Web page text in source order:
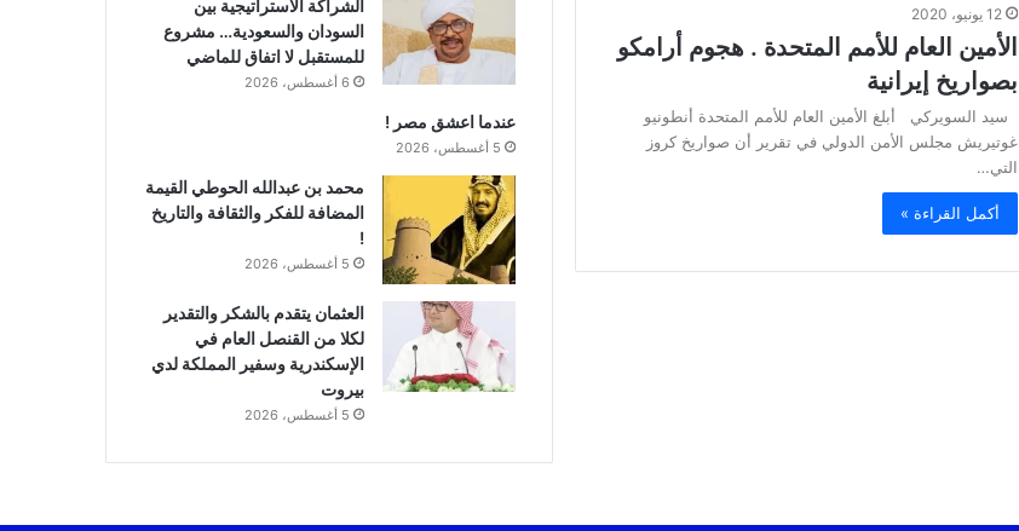
12 يونيو، 2020
الأمين العام للأمم المتحدة . هجوم أرامكو
بصواريخ إيرانية
سيد السويركي أبلغ الأمين العام للأمم المتحدة أنطونيو
غوتيريش مجلس الأمن الدولي في تقرير أن صواريخ كروز
التي…
أكمل القراءة »
الشراكة الاستراتيجية بين
السودان والسعودية… مشروع
للمستقبل لا اتفاق للماضي
6 أغسطس، 2026
عندما اعشق مصر !
5 أغسطس، 2026
محمد بن عبدالله الحوطي القيمة
المضافة للفكر والثقافة والتاريخ
!
5 أغسطس، 2026
العثمان يتقدم بالشكر والتقدير
لكلا من القنصل العام في
الإسكندرية وسفير المملكة لدي
بيروت
5 أغسطس، 2026